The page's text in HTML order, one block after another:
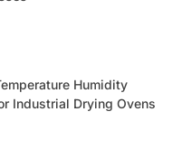
Humidity
Industrial Drying Ovens